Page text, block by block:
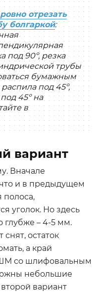
отрезать
болгаркой:
под 90º, резка
трубы
бумажным
под 45º,
45º на
в
вариант
Вначале
и в предыдущем
полоса,
уголок. Но здесь
глубже – 4-5 мм.
снят, остаток
а край
со шлифовальным
небольшие
вариант